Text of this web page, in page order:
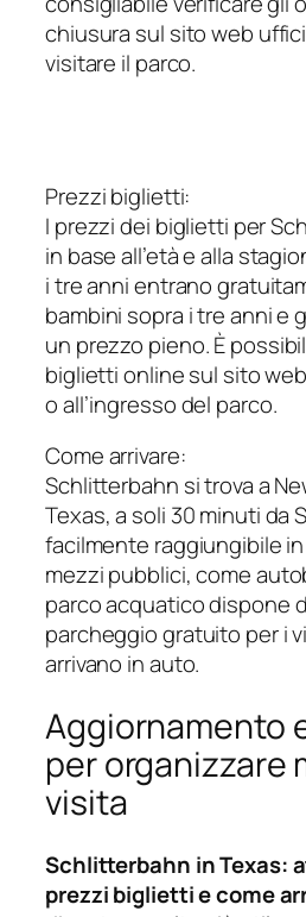
chiusura sul sito web
visitare il parco.
Prezzi biglietti:
I prezzi dei biglietti per
in base all’età e alla
i tre anni entrano
bambini sopra i tre anni e
un prezzo pieno. È
biglietti online sul sito
o all’ingresso del parco.
Come arrivare:
Schlitterbahn si trova a
Texas, a soli 30 minuti da
facilmente raggiungibile
mezzi pubblici, come
parco acquatico dispone
parcheggio gratuito per i
arrivano in auto.
Aggiornamento
per organizzare
visita
Schlitterbahn in Texas:
prezzi biglietti e come